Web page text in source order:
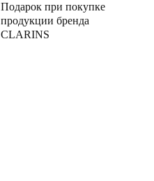
Подарок при покупке
продукции бренда
CLARINS